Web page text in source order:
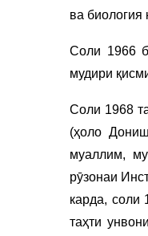
ва
Соли 1966
мудири
Соли 1968
(ҳоло
муаллим,
рӯзонаи
карда, соли
таҳти